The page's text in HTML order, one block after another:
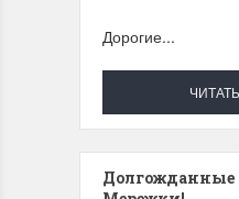
Дорогие...
Долгожданные